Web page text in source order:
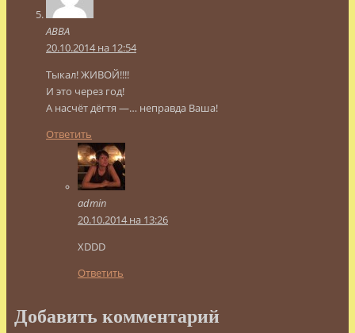
АВВА
20.10.2014 на 12:54
Тыкал! ЖИВОЙ!!!!
И это через год!
А насчёт дёгтя —… неправда Ваша!
Ответить
admin
20.10.2014 на 13:26
XDDD
Ответить
Добавить комментарий